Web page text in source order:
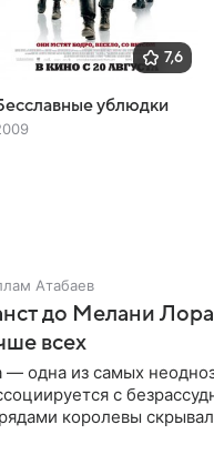
7,6
ублюдки
Атабаев
до Мелани
всех
— одна из самых
с
королевы